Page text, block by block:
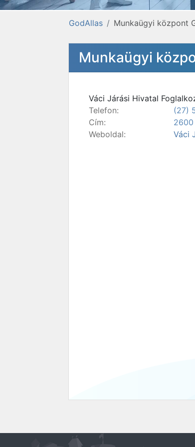
GodAllas Munkaügyi központ
Munkaügyi
Váci Járási Hivatal
Telefon:
(27)
Cím:
2600
Weboldal:
Váci